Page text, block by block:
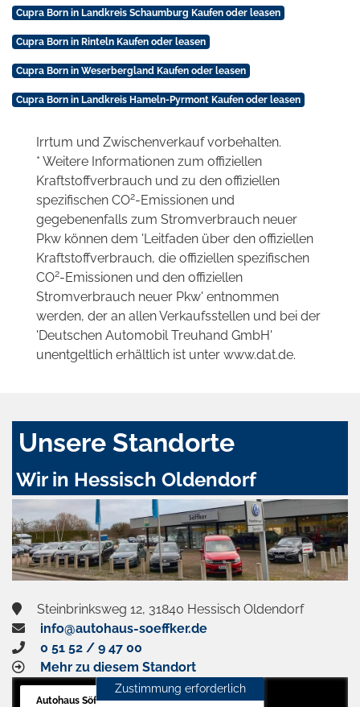
Cupra Born in Landkreis Schaumburg Kaufen oder leasen
Cupra Born in Rinteln Kaufen oder leasen
Cupra Born in Weserbergland Kaufen oder leasen
Cupra Born in Landkreis Hameln-Pyrmont Kaufen oder leasen
Irrtum und Zwischenverkauf vorbehalten.
* Weitere Informationen zum offiziellen
Kraftstoffverbrauch und zu den offiziellen
spezifischen CO2-Emissionen und
gegebenenfalls zum Stromverbrauch neuer
Pkw können dem 'Leitfaden über den offiziellen
Kraftstoffverbrauch, die offiziellen spezifischen
CO2-Emissionen und den offiziellen
Stromverbrauch neuer Pkw' entnommen
werden, der an allen Verkaufsstellen und bei der
'Deutschen Automobil Treuhand GmbH'
unentgeltlich erhältlich ist unter www.dat.de.
Unsere Standorte
Wir in Hessisch Oldendorf
Steinbrinksweg 12, 31840 Hessisch Oldendorf
info@autohaus-soeffker.de
0 51 52 / 9 47 00
Mehr zu diesem Standort
Autohaus Söffker GmbH
Zustimmung erforderlich